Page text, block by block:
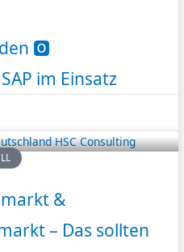
🅾️
im Einsatz
&
– Das sollten